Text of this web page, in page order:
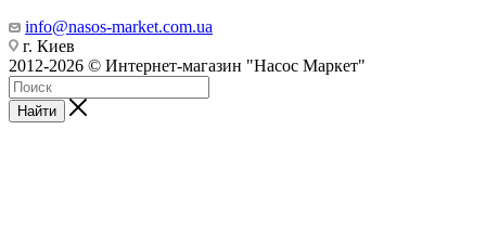
info@nasos-market.com.ua
г. Киев
2012-2026 © Интернет-магазин "Насос Маркет"
Найти